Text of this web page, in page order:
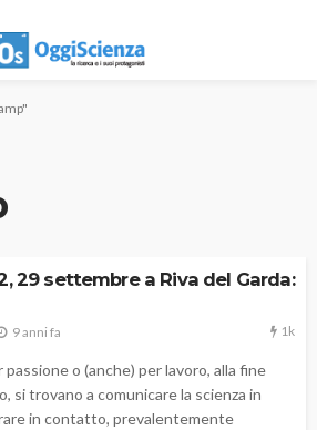
29 settembre a Riva del Garda:
9 anni fa 1k
o (anche) per lavoro, alla fine
si trovano a comunicare la scienza in
in contatto, prevalentemente